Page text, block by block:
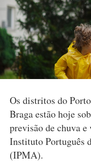
Os distritos do
Braga estão hoje
previsão de chuva
Instituto Português
(IPMA).